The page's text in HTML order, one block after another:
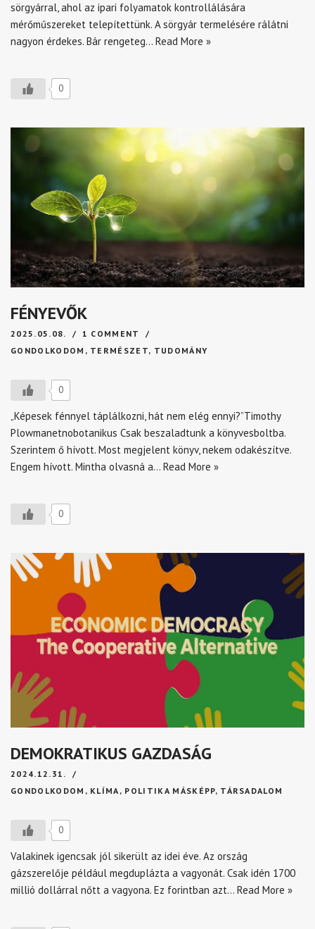
sörgyárral, ahol az ipari folyamatok kontrollálására
mérőműszereket telepítettünk. A sörgyár termelésére rálátni
nagyon érdekes. Bár rengeteg… Read More »
0
FÉNYEVŐK
2025.05.08.
1 COMMENT
GONDOLKODOM , TERMÉSZET, TUDOMÁNY
0
„Képesek fénnyel táplálkozni, hát nem elég ennyi?”Timothy
Plowmanetnobotanikus Csak beszaladtunk a könyvesboltba.
Szerintem ő hívott. Most megjelent könyv, nekem odakészítve.
Engem hívott. Mintha olvasná a… Read More »
0
DEMOKRATIKUS GAZDASÁG
2024.12.31.
GONDOLKODOM , KLÍMA , POLITIKA MÁSKÉPP, TÁRSADALOM
0
Valakinek igencsak jól sikerült az idei éve. Az ország
gázszerelője például megduplázta a vagyonát. Csak idén 1700
millió dollárral nőtt a vagyona. Ez forintban azt… Read More »